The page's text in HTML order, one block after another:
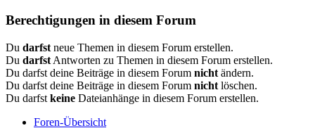
Berechtigungen in diesem Forum
Du darfst neue Themen in diesem Forum erstellen.
Du darfst Antworten zu Themen in diesem Forum erstellen.
Du darfst deine Beiträge in diesem Forum nicht ändern.
Du darfst deine Beiträge in diesem Forum nicht löschen.
Du darfst keine Dateianhänge in diesem Forum erstellen.
Foren-Übersicht